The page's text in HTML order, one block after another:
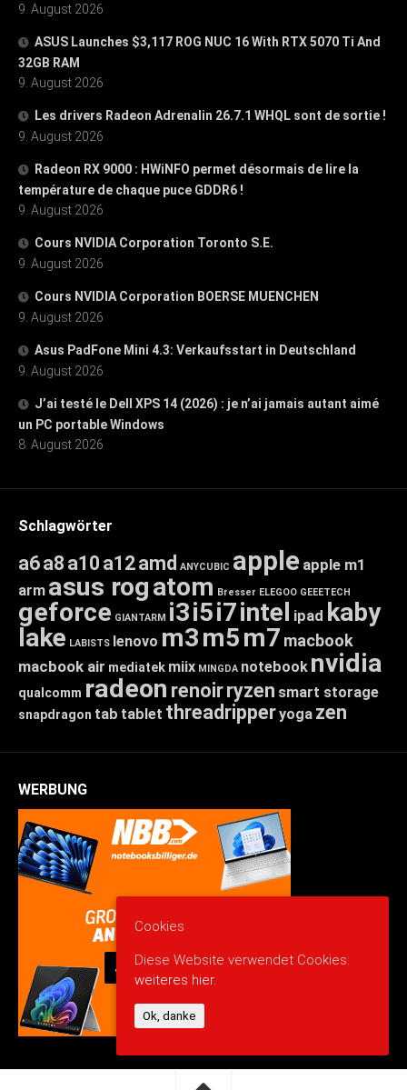
9. August 2026
ASUS Launches $3,117 ROG NUC 16 With RTX 5070 Ti And
32GB RAM
9. August 2026
Les drivers Radeon Adrenalin 26.7.1 WHQL sont de sortie !
9. August 2026
Radeon RX 9000 : HWiNFO permet désormais de lire la
température de chaque puce GDDR6 !
9. August 2026
Cours NVIDIA Corporation Toronto S.E.
9. August 2026
Cours NVIDIA Corporation BOERSE MUENCHEN
9. August 2026
Asus PadFone Mini 4.3: Verkaufsstart in Deutschland
9. August 2026
J’ai testé le Dell XPS 14 (2026) : je n’ai jamais autant aimé
un PC portable Windows
8. August 2026
Schlagwörter
a6a8 a10 a12amd ANYCUBIC apple apple m1
arm asus rogatom Bresser ELEGOO GEEETECH
geforce GIANTARM i3i5i7intel ipad kaby
lake LABISTS lenovo m3m5m7 macbook
macbook air mediatek miix MINGDA notebook nvidia
qualcomm radeon renoirryzen smart storage
snapdragon tab tablet threadripperyoga zen
WERBUNG
Cookies
Diese Website verwendet Cookies:
weiteres hier.
Ok, danke